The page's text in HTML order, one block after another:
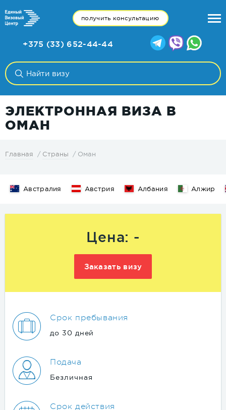
получить консультацию
+375 (33) 652-44-44
ЭЛЕКТРОННАЯ ВИЗА В
ОМАН
Главная Страны Оман
Цена: -
Заказать визу
Срок пребывания
до 30 дней
Подача
Безличная
Срок действия
Австралия Австрия Албания Алжир